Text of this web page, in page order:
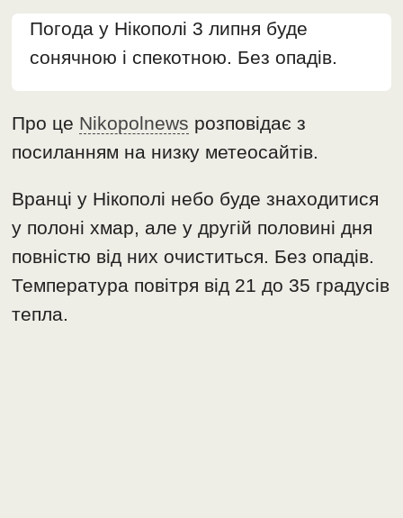
Погода у Нікополі 3 липня буде
сонячною і спекотною. Без опадів.
Про це Nikopolnews розповідає з
посиланням на низку метеосайтів.
Вранці у Нікополі небо буде знаходитися
у полоні хмар, але у другій половині дня
повністю від них очиститься. Без опадів.
Температура повітря від 21 до 35 градусів
тепла.